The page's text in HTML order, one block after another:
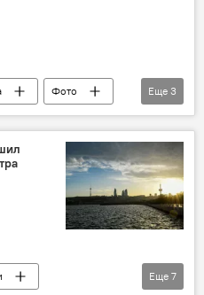
Фото
война
Еще 3
Еще 7